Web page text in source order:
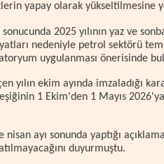
yapay olarak yükseltilmesine
2025 yılının yaz ve
nedeniyle petrol sektörü
uygulanması önerisinde
yılın ekim ayında imzaladığı
1 Ekim'den 1 Mayıs
nisan ayı sonunda yaptığı
duyurmuştu.